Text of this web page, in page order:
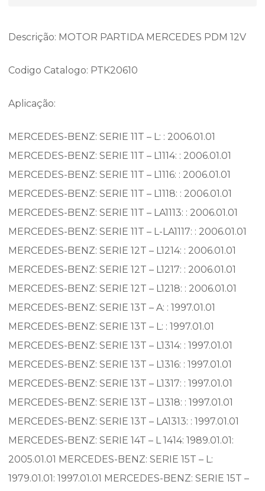
Descrição: MOTOR PARTIDA MERCEDES PDM 12V
Codigo Catalogo: PTK20610
Aplicação:
MERCEDES-BENZ: SERIE 11T – L: : 2006.01.01
MERCEDES-BENZ: SERIE 11T – L1114: : 2006.01.01
MERCEDES-BENZ: SERIE 11T – L1116: : 2006.01.01
MERCEDES-BENZ: SERIE 11T – L1118: : 2006.01.01
MERCEDES-BENZ: SERIE 11T – LA1113: : 2006.01.01
MERCEDES-BENZ: SERIE 11T – L-LA1117: : 2006.01.01
MERCEDES-BENZ: SERIE 12T – L1214: : 2006.01.01
MERCEDES-BENZ: SERIE 12T – L1217: : 2006.01.01
MERCEDES-BENZ: SERIE 12T – L1218: : 2006.01.01
MERCEDES-BENZ: SERIE 13T – A: : 1997.01.01
MERCEDES-BENZ: SERIE 13T – L: : 1997.01.01
MERCEDES-BENZ: SERIE 13T – L1314: : 1997.01.01
MERCEDES-BENZ: SERIE 13T – L1316: : 1997.01.01
MERCEDES-BENZ: SERIE 13T – L1317: : 1997.01.01
MERCEDES-BENZ: SERIE 13T – L1318: : 1997.01.01
MERCEDES-BENZ: SERIE 13T – LA1313: : 1997.01.01
MERCEDES-BENZ: SERIE 14T – L 1414: 1989.01.01:
2005.01.01 MERCEDES-BENZ: SERIE 15T – L:
1979.01.01: 1997.01.01 MERCEDES-BENZ: SERIE 15T –